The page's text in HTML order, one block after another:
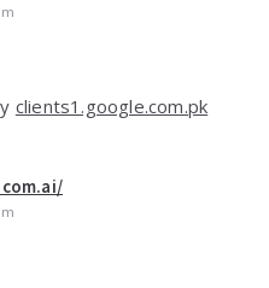
clients1.google.com.pk